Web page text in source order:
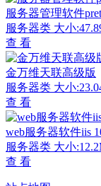
服务器管理软件
服务器类 大小
查 看
金万维天联高级版
服务器类 大小
查 看
web服务器软件iis
服务器类 大小
查 看